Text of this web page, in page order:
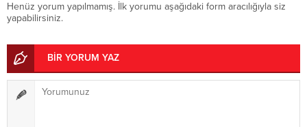
Henüz yorum yapılmamış. İlk yorumu aşağıdaki form aracılığıyla siz
yapabilirsiniz.
BİR YORUM YAZ